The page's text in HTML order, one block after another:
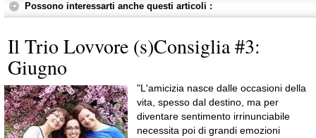
Possono interessarti anche questi articoli :
Il Trio Lovvore (s)Consiglia #3:
Giugno
"L'amicizia nasce dalle occasioni della
vita, spesso dal destino, ma per
diventare sentimento irrinunciabile
necessita poi di grandi emozioni